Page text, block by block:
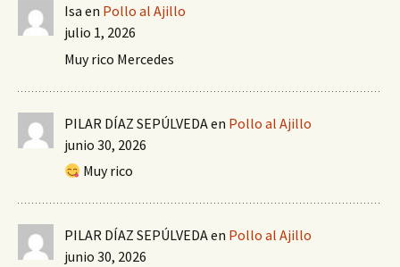
Isa en Pollo al Ajillo
julio 1, 2026
Muy rico Mercedes
PILAR DÍAZ SEPÚLVEDAen Pollo al Ajillo
junio 30, 2026
Muy rico
PILAR DÍAZ SEPÚLVEDAen Pollo al Ajillo
junio 30, 2026